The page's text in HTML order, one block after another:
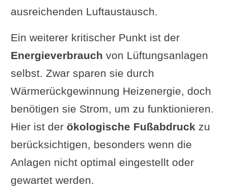
ausreichenden Luftaustausch.
Ein weiterer kritischer Punkt ist der
Energieverbrauch von Lüftungsanlagen
selbst. Zwar sparen sie durch
Wärmerückgewinnung Heizenergie, doch
benötigen sie Strom, um zu funktionieren.
Hier ist der ökologische Fußabdruck zu
berücksichtigen, besonders wenn die
Anlagen nicht optimal eingestellt oder
gewartet werden.